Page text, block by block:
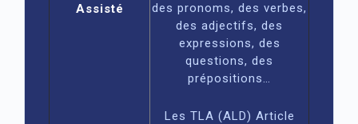
Assisté
des pronoms, des verbes,
des adjectifs, des
expressions, des
questions, des
prépositions…
Les TLA (ALD) Article